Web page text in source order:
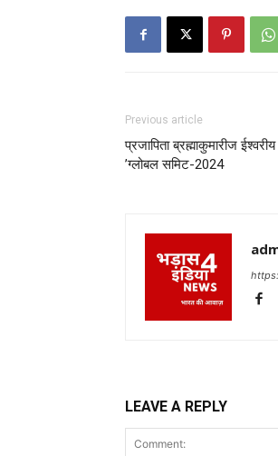
Previous article
प्रजापिता ब्रह्माकुमारीज ईश्वरीय
’ग्लोबल समिट-2024
LEAVE A REPLY